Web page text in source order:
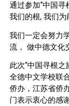
通过参加“中国
我们的根, 我们为
我们一定会努力
流， 做中德文化
此次“中国寻根
全德中文学校联
侨办，江苏省侨
门表示衷心的感